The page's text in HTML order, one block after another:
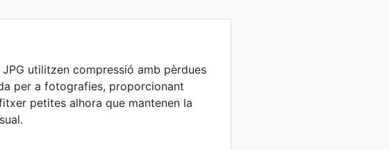
utilitzen compressió amb pèrdues
per a fotografies, proporcionant
petites alhora que mantenen la